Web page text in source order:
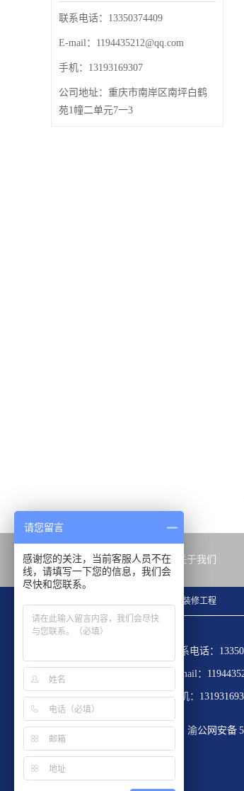
联系电话：13350374409
E-mail：1194435212@qq.com
手机：13193169307
公司地址： 重庆市南岸区南坪白鹤
苑1幢二单元7一3
首页 关于我们
青海装修工程
联系电话：
E-mail：
手机：
渝公网安备
请您留言
感谢您的关注，当前客服人员不在
线，请填写一下您的信息，我们会
尽快和您联系。